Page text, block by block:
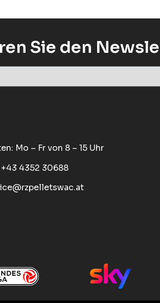
Sie den
Mo – Fr von 8 – 15 Uhr
+43 4352 30688